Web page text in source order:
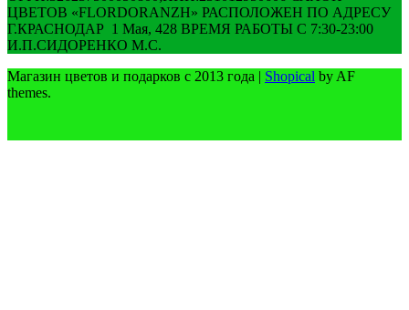
ЦВЕТОВ «FLORDORANZH» РАСПОЛОЖЕН ПО АДРЕСУ
Г.КРАСНОДАР 1 Мая, 428 ВРЕМЯ РАБОТЫ С 7:30-23:00
И.П.СИДОРЕНКО М.С.
Магазин цветов и подарков с 2013 года | Shopical by AF
themes.